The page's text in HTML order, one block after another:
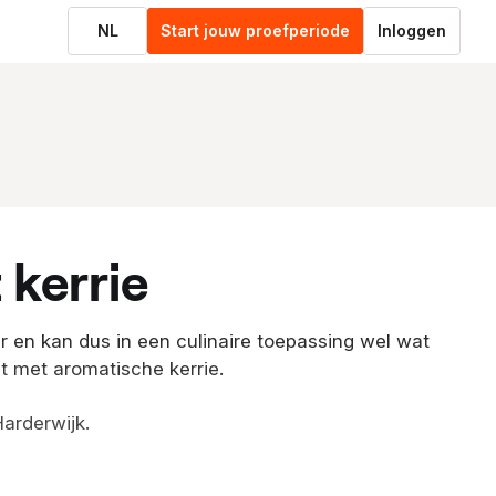
NL Start jouw proefperiode Inloggen
kerrie
en kan dus in een culinaire toepassing wel wat
met aromatische kerrie.